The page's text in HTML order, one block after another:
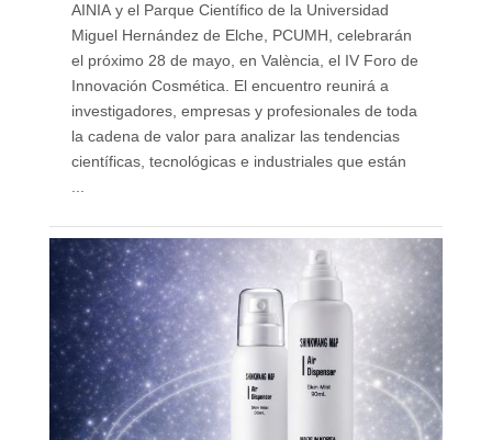
AINIA y el Parque Científico de la Universidad
Miguel Hernández de Elche, PCUMH, celebrarán
el próximo 28 de mayo, en València, el IV Foro de
Innovación Cosmética. El encuentro reunirá a
investigadores, empresas y profesionales de toda
la cadena de valor para analizar las tendencias
científicas, tecnológicas e industriales que están